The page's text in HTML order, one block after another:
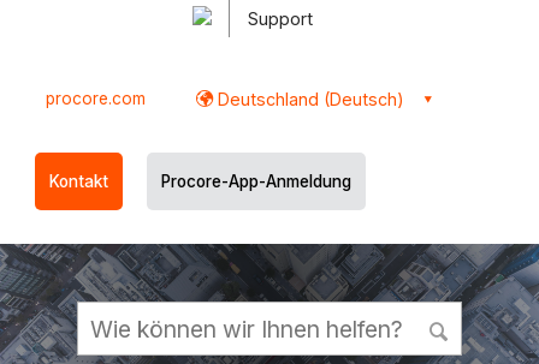
Support
procore.com Deutschland (Deutsch)
Kontakt Procore-App-Anmeldung